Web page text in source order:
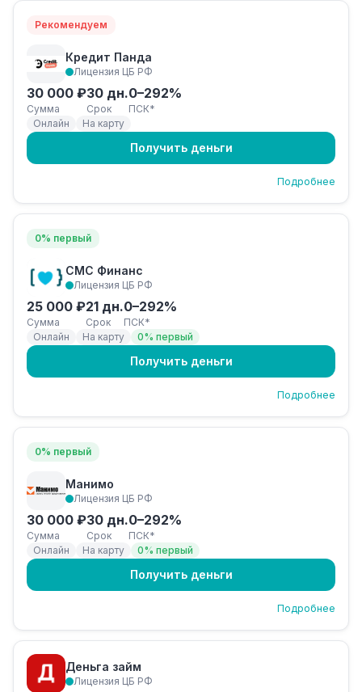
Рекомендуем
Кредит Панда
Лицензия ЦБ РФ
30 000 ₽
Сумма
30 дн.
Срок
0–292%
ПСК*
Онлайн
На карту
Получить деньги
Подробнее
0% первый
СМС Финанс
Лицензия ЦБ РФ
25 000 ₽
Сумма
21 дн.
Срок
0–292%
ПСК*
Онлайн
На карту 0% первый
Получить деньги
Подробнее
0% первый
Манимо
Лицензия ЦБ РФ
30 000 ₽
Сумма
30 дн.
Срок
0–292%
ПСК*
Онлайн
На карту 0% первый
Получить деньги
Подробнее
Деньга займ
Лицензия ЦБ РФ